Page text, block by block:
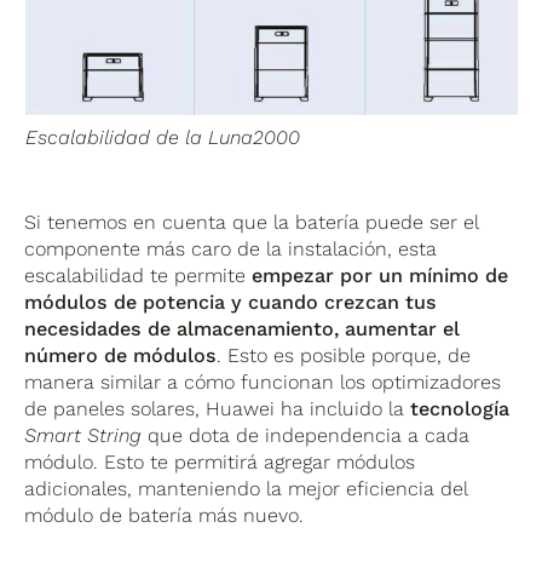
Escalabilidad de la Luna2000
Si tenemos en cuenta que la batería puede ser el
componente más caro de la instalación, esta
escalabilidad te permiteempezar por un mínimo de
módulos de potencia y cuando crezcan tus
necesidades de almacenamiento, aumentar el
número de módulos. Esto es posible porque, de
manera similar a cómo funcionan los optimizadores
de paneles solares, Huawei ha incluido latecnología
Smart String que dota de independencia a cada
módulo. Esto te permitirá agregar módulos
adicionales, manteniendo la mejor eficiencia del
módulo de batería más nuevo.